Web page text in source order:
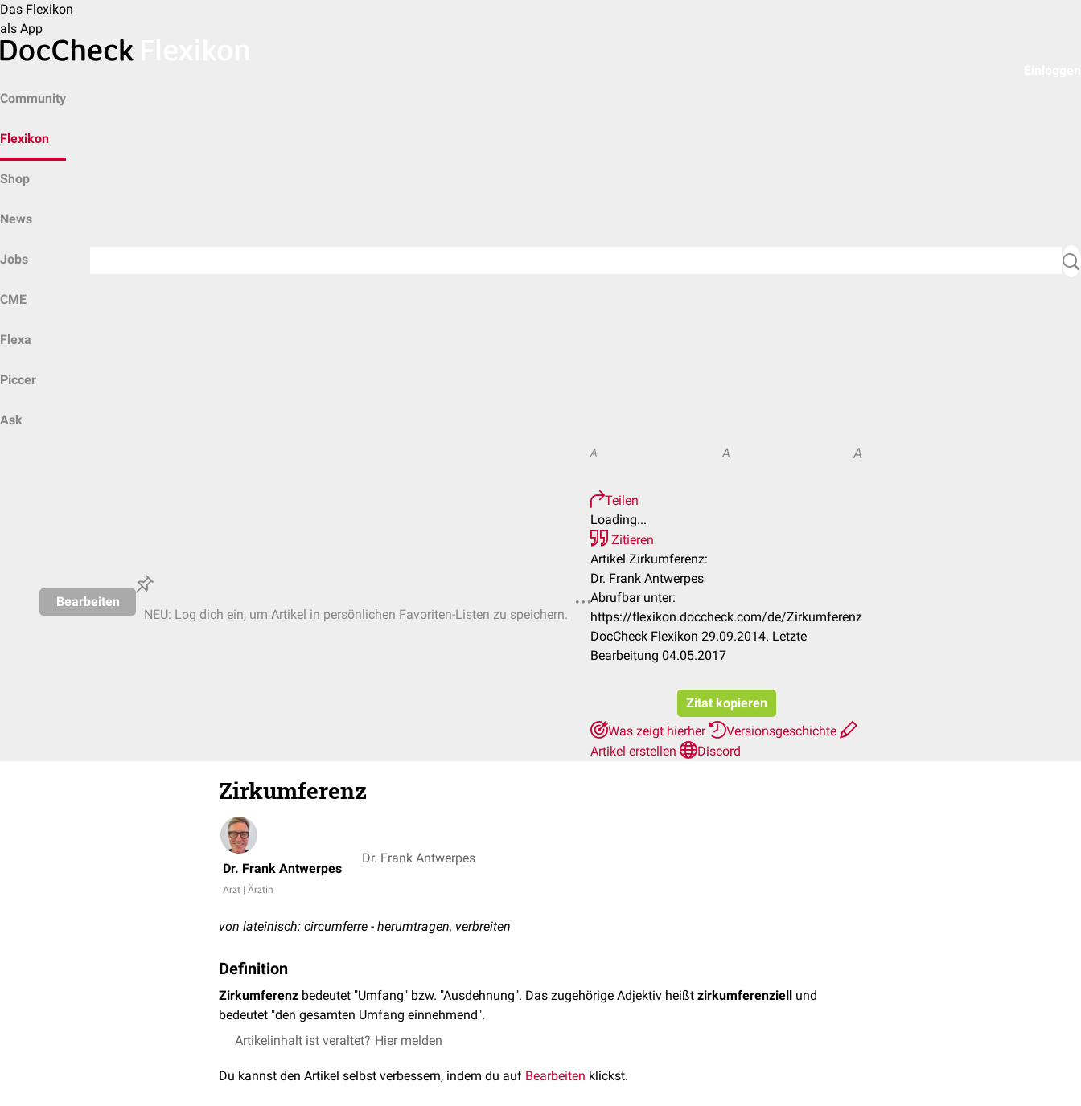
Das Flexikon
als App
Community
Flexikon
Shop
News
Jobs
CME
Flexa
Piccer
Ask
Bearbeiten
NEU: Log dich ein, um Artikel in persönlichen Favoriten-Listen zu speichern.
A A A
Teilen
Loading...
Zitieren
Artikel Zirkumferenz:
Dr. Frank Antwerpes
Abrufbar unter:
https://flexikon.doccheck.com/de/Zirkumferenz
DocCheck Flexikon 29.09.2014. Letzte
Bearbeitung 04.05.2017
Zitat kopieren
Was zeigt hierher
Versionsgeschichte
Artikel erstellen
Discord
Zirkumferenz
Dr. Frank Antwerpes
Arzt | Ärztin
Dr. Frank Antwerpes
von lateinisch: circumferre - herumtragen, verbreiten
Definition
Zirkumferenz bedeutet "Umfang" bzw. "Ausdehnung". Das zugehörige Adjektiv heißt zirkumferenziell und
bedeutet "den gesamten Umfang einnehmend".
Artikelinhalt ist veraltet? Hier melden
Du kannst den Artikel selbst verbessern, indem du auf Bearbeiten klickst.